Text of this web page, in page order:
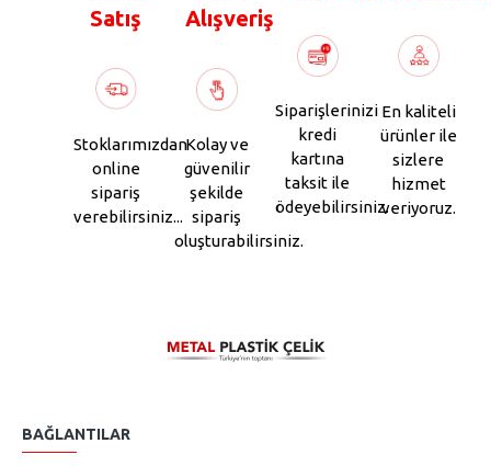
Satış
Stoklarımızdan
online
sipariş
verebilirsiniz...
Alışveriş
Kolay ve
güvenilir
şekilde
sipariş
oluşturabilirsiniz.
Siparişlerinizi
kredi
kartına
taksit ile
ödeyebilirsiniz.
En kaliteli
ürünler ile
sizlere
hizmet
veriyoruz.
BAĞLANTILAR